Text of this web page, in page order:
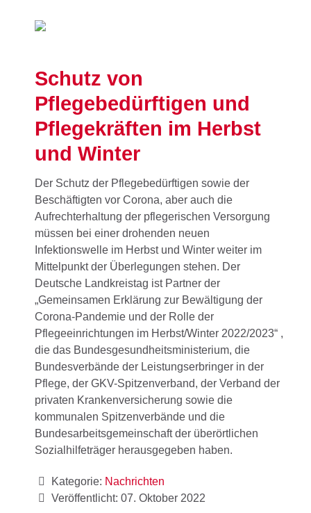
Schutz von
Pflegebedürftigen und
Pflegekräften im Herbst
und Winter
Der Schutz der Pflegebedürftigen sowie der
Beschäftigten vor Corona, aber auch die
Aufrechterhaltung der pflegerischen Versorgung
müssen bei einer drohenden neuen
Infektionswelle im Herbst und Winter weiter im
Mittelpunkt der Überlegungen stehen. Der
Deutsche Landkreistag ist Partner der
„Gemeinsamen Erklärung zur Bewältigung der
Corona-Pandemie und der Rolle der
Pflegeeinrichtungen im Herbst/Winter 2022/2023“ ,
die das Bundesgesundheitsministerium, die
Bundesverbände der Leistungserbringer in der
Pflege, der GKV-Spitzenverband, der Verband der
privaten Krankenversicherung sowie die
kommunalen Spitzenverbände und die
Bundesarbeitsgemeinschaft der überörtlichen
Sozialhilfeträger herausgegeben haben.
Kategorie: Nachrichten
Veröffentlicht: 07. Oktober 2022